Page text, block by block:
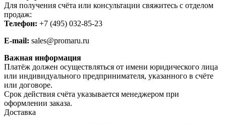
Для получения счёта или консультации свяжитесь с отделом
продаж:
Телефон: +7 (495) 032-85-23
E-mail: sales@promaru.ru
Важная информация
Платёж должен осуществляться от имени юридического лица
или индивидуального предпринимателя, указанного в счёте
или договоре.
Срок действия счёта указывается менеджером при
оформлении заказа.
Доставка